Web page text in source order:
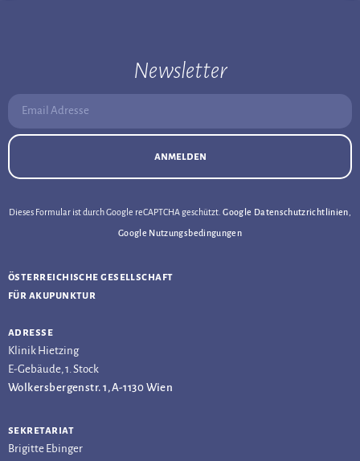
Newsletter
Email Adresse:
anmelden
Dieses Formular ist durch Google reCAPTCHA geschützt.Google Datenschutzrichtlinien
Google Nutzungsbedingungen
österreichische gesellschaft
für akupunktur
adresse
Klinik Hietzing
E-Gebäude, 1. Stock
Wolkersbergenstr. 1, A-1130 Wien
sekretariat
Brigitte Ebinger